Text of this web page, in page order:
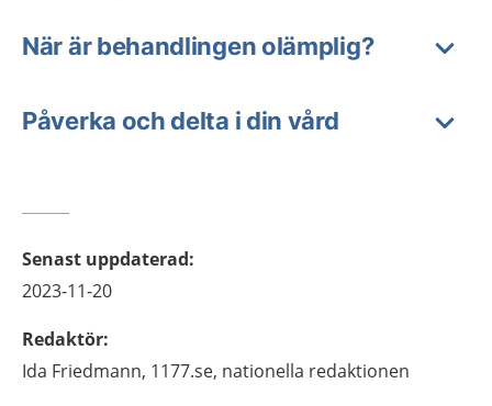
När är behandlingen olämplig?
Påverka och delta i din vård
Senast uppdaterad:
2023-11-20
Redaktör:
Ida Friedmann, 1177.se, nationella redaktionen